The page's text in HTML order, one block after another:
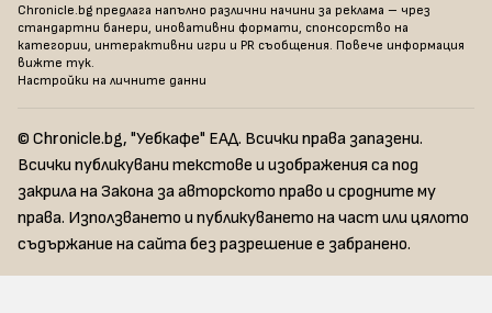
Chronicle.bg предлага напълно различни начини за реклама – чрез
стандартни банери, иновативни формати, спонсорство на
категории, интерактивни игри и PR съобщения. Повече информация
вижте тук.
Настройки на личните данни
© Chronicle.bg, "Уебкафе" ЕАД. Всички права запазени.
Всички публикувани текстове и изображения са под
закрила на Закона за авторското право и сродните му
права. Използването и публикуването на част или цялото
съдържание на сайта без разрешение е забранено.